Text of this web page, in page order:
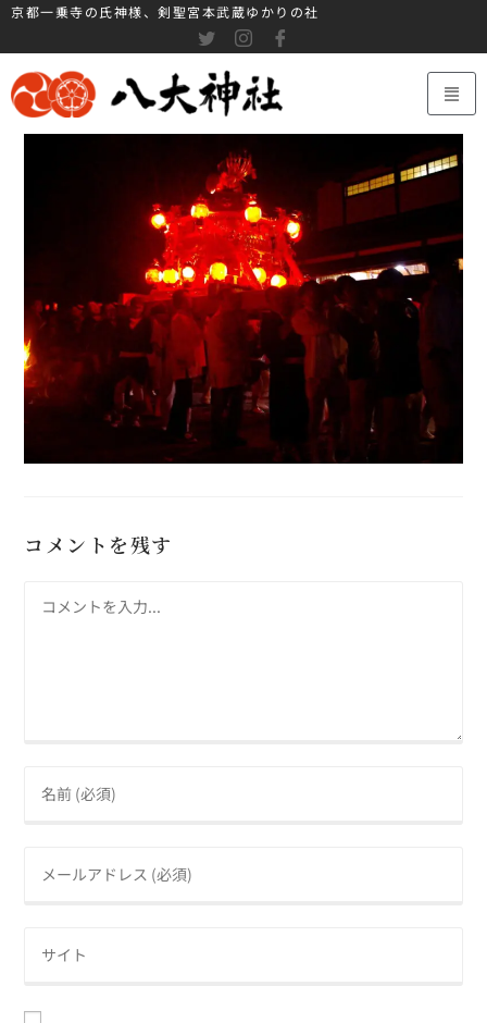
京都一乗寺の氏神様、剣聖宮本武蔵ゆかりの社
コメントを残す